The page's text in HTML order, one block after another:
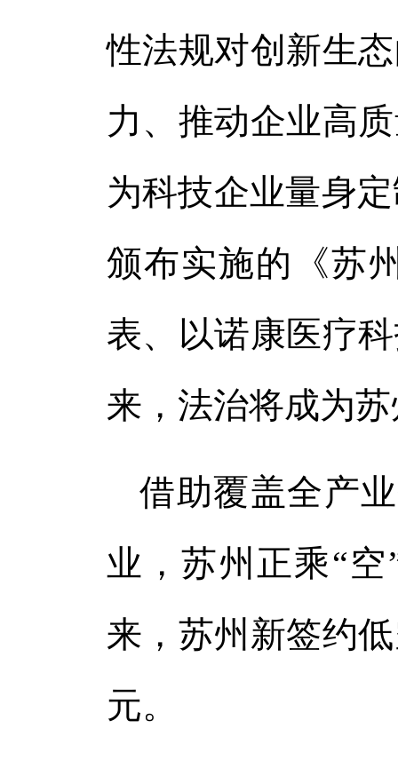
性法规对创新生
力、推动企业高
为科技企业量身
颁布实施的《苏
表、以诺康医疗
来，法治将成为
借助覆盖全产
业，苏州正乘“
来，苏州新签约
元。